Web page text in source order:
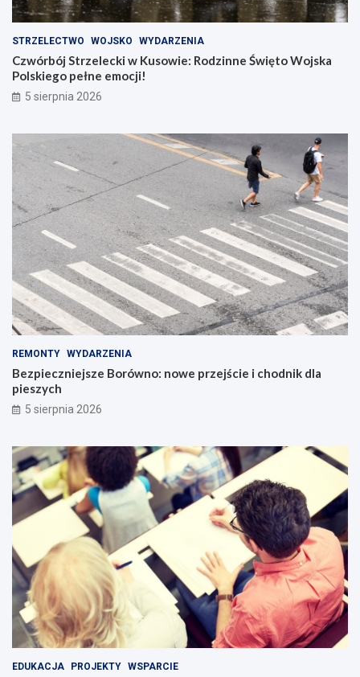
STRZELECTWO WOJSKO WYDARZENIA
Czwórbój Strzelecki w Kusowie: Rodzinne Święto Wojska
Polskiego pełne emocji!
5 sierpnia 2026
REMONTY WYDARZENIA
Bezpieczniejsze Borówno: nowe przejście i chodnik dla
pieszych
5 sierpnia 2026
EDUKACJA PROJEKTY WSPARCIE